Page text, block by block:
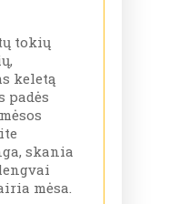
tokių
keletą
padės
skania
mėsa.